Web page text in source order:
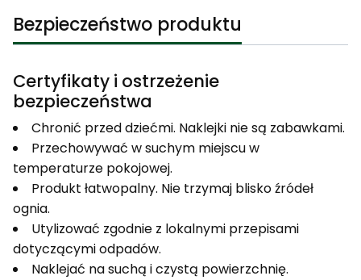
Bezpieczeństwo produktu
Certyfikaty i ostrzeżenie
bezpieczeństwa
Chronić przed dziećmi. Naklejki nie są zabawkami.
Przechowywać w suchym miejscu w
temperaturze pokojowej.
Produkt łatwopalny. Nie trzymaj blisko źródeł
ognia.
Utylizować zgodnie z lokalnymi przepisami
dotyczącymi odpadów.
Naklejać na suchą i czystą powierzchnię.